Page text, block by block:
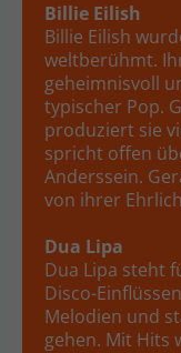
Billie Eilish
Billie Eilish
weltberühmt.
geheimnisvoll
typischer Pop.
produziert sie
spricht offen
Anderssein.
von ihrer
Dua Lipa
Dua Lipa steht
Disco-
Melodien und
gehen. Mit Hits